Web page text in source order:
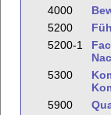
4000
5200
5200-1
5300
5900